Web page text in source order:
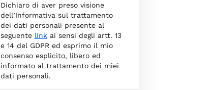
Dichiaro di aver preso visione
dell’Informativa sul trattamento
dei dati personali presente al
seguente linkai sensi degli artt. 13
e 14 del GDPR ed esprimo il mio
consenso esplicito, libero ed
informato al trattamento dei miei
dati personali.